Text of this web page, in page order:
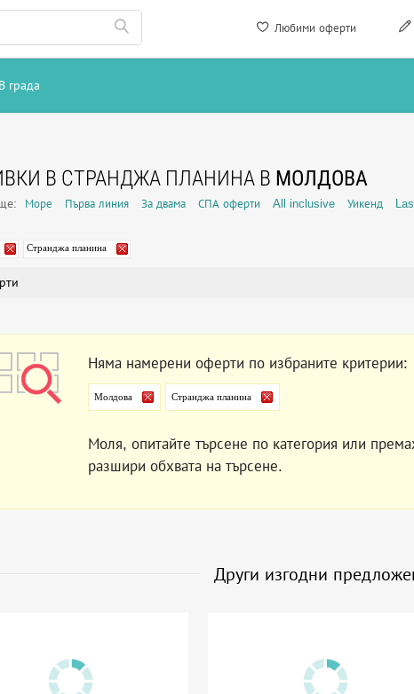
Любими оферти
В града
В СТРАНДЖА ПЛАНИНА В МОЛДОВА
Море Първа линия За двама СПА оферти All inclusive Уикенд
Странджа планина
Няма намерени оферти по избраните критерии:
Молдова Странджа планина
Моля, опитайте търсене по категория или
разшири обхвата на търсене.
Други изгодни